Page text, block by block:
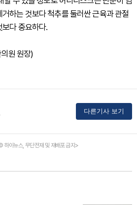
하는 것보다 척추를 둘러싼 근육과 관절
다 중요하다.
원 원장)
다른기사 보기
하이뉴스, 무단전재 및 재배포 금지>